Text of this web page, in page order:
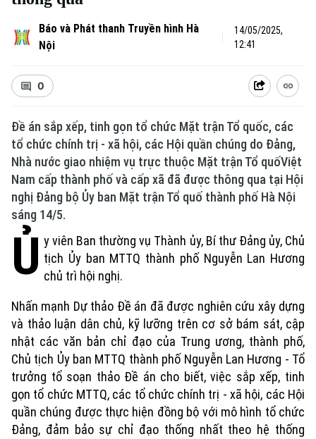
Báo và Phát thanh Truyền hình Hà
Nội
14/05/2025,
12:41
0
Đề án sắp xếp, tinh gọn tổ chức Mặt trận Tổ quốc, các
tổ chức chính trị - xã hội, các Hội quần chúng do Đảng,
Nhà nước giao nhiệm vụ trực thuộc Mặt trận Tổ quốViệt
Nam cấp thành phố và cấp xã đã được thông qua tại Hội
nghị Đảng bộ Ủy ban Mặt trận Tổ quố thành phố Hà Nội
sáng 14/5.
Ủ y viên Ban thường vụ Thành ủy, Bí thư Đảng ủy, Chủ
tịch Ủy ban MTTQ thành phố Nguyễn Lan Hương
chủ trì hội nghị.
Nhấn mạnh Dự thảo Đề án đã được nghiên cứu xây dựng
và thảo luận dân chủ, kỹ lưỡng trên cơ sở bám sát, cập
nhật các văn bản chỉ đạo của Trung ương, thành phố,
Chủ tịch Ủy ban MTTQ thành phố Nguyễn Lan Hương - Tổ
trưởng tổ soạn thảo Đề án cho biết, việc sắp xếp, tinh
gọn tổ chức MTTQ, các tổ chức chính trị - xã hội, các Hội
quần chúng được thực hiện đồng bộ với mô hình tổ chức
Đảng, đảm bảo sự chỉ đạo thống nhất theo hệ thống